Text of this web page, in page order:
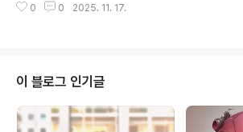
→ 트래픽관리 → 포트포워딩규칙 추가: 내부IP(서버..
해 공식적인 Airdrop Program 1단계를 시작했습니다.
까지 전체 흐름을 정리합니다.특히, 나중에 에어드롭을 노
리는 입장에서는 “언제, 어디서, 무엇을 해야 하는지”가 중
요하므로 실질적인 참여 전략 위주로 설명합니다. 2. Sphi
nx Protocol이란? – 에너지·원자재 Perp DEX2-1. 프로
0 0 2025. 11. 17.
이 블로그 인기글